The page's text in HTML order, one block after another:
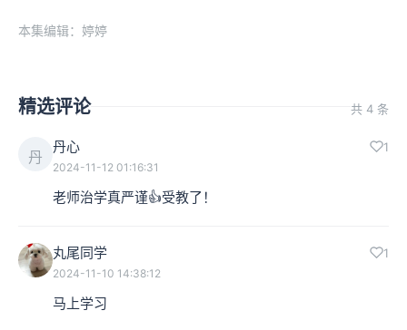
本集编辑：婷婷
精选评论 共 4 条
丹
丹心 1
2024-11-12 01:16:31
老师治学真严谨👍受教了！
丸尾同学 1
2024-11-10 14:38:12
马上学习